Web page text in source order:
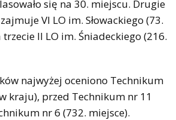
się na 30. miejscu. Drugie
VI LO im. Słowackiego (73.
II LO im. Śniadeckiego (216.
najwyżej oceniono Technikum
kraju), przed Technikum nr 11
nr 6 (732. miejsce).